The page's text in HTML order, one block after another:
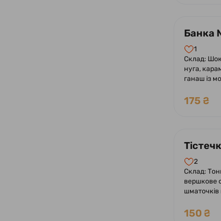
Банка
1
Склад:
нуга,
ганаш із
175 ₴
2
Склад:
вершкове
шматочків
150 ₴